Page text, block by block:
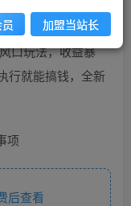
口玩法，收益暴
行就能搞钱，全新
项
后查看
加盟当站长